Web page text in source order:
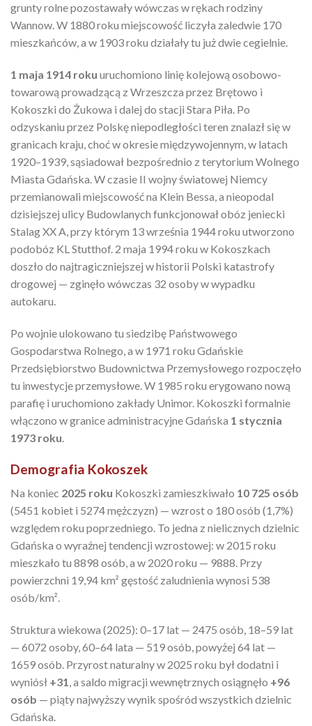
grunty rolne pozostawały wówczas w rękach rodziny
Wannow. W 1880 roku miejscowość liczyła zaledwie 170
mieszkańców, a w 1903 roku działały tu już dwie cegielnie.
1 maja 1914 roku uruchomiono linię kolejową osobowo-
towarową prowadzącą z Wrzeszcza przez Brętowo i
Kokoszki do Żukowa i dalej do stacji Stara Piła. Po
odzyskaniu przez Polskę niepodległości teren znalazł się w
granicach kraju, choć w okresie międzywojennym, w latach
1920–1939, sąsiadował bezpośrednio z terytorium Wolnego
Miasta Gdańska. W czasie II wojny światowej Niemcy
przemianowali miejscowość na Klein Bessa, a nieopodal
dzisiejszej ulicy Budowlanych funkcjonował obóz jeniecki
Stalag XX A, przy którym 13 września 1944 roku utworzono
podobóz KL Stutthof. 2 maja 1994 roku w Kokoszkach
doszło do najtragiczniejszej w historii Polski katastrofy
drogowej — zginęło wówczas 32 osoby w wypadku
autokaru.
Po wojnie ulokowano tu siedzibę Państwowego
Gospodarstwa Rolnego, a w 1971 roku Gdańskie
Przedsiębiorstwo Budownictwa Przemysłowego rozpoczęło
tu inwestycje przemysłowe. W 1985 roku erygowano nową
parafię i uruchomiono zakłady Unimor. Kokoszki formalnie
włączono w granice administracyjne Gdańska 1 stycznia
1973 roku
Demografia Kokoszek
Na koniec 2025 roku Kokoszki zamieszkiwało 10 725 osób
(5451 kobiet i 5274 mężczyzn) — wzrost o 180 osób (1,7%)
względem roku poprzedniego. To jedna z nielicznych dzielnic
Gdańska o wyraźnej tendencji wzrostowej: w 2015 roku
mieszkało tu 8898 osób, a w 2020 roku — 9888. Przy
powierzchni 19,94 km² gęstość zaludnienia wynosi 538
osób/km².
Struktura wiekowa (2025): 0–17 lat — 2475 osób, 18–59 lat
— 6072 osoby, 60–64 lata — 519 osób, powyżej 64 lat —
1659 osób. Przyrost naturalny w 2025 roku był dodatni i
wyniósł +31, a saldo migracji wewnętrznych osiągnęło +96
osób — piąty najwyższy wynik spośród wszystkich dzielnic
Gdańska.